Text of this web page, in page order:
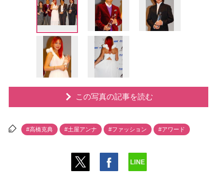
この写真の記事を読む
#高橋克典 #土屋アンナ #ファッション #アワード